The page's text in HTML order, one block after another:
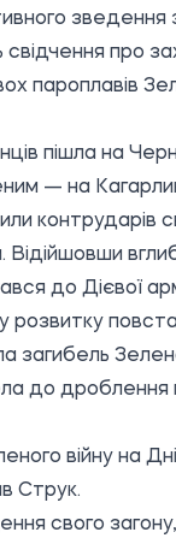
зведення
свідчення про
пароплавів
пішла на
— на
контрударів
Відійшовши
до Дієвої
розвитку
загибель
до дроблення
війну на
Струк.
свого